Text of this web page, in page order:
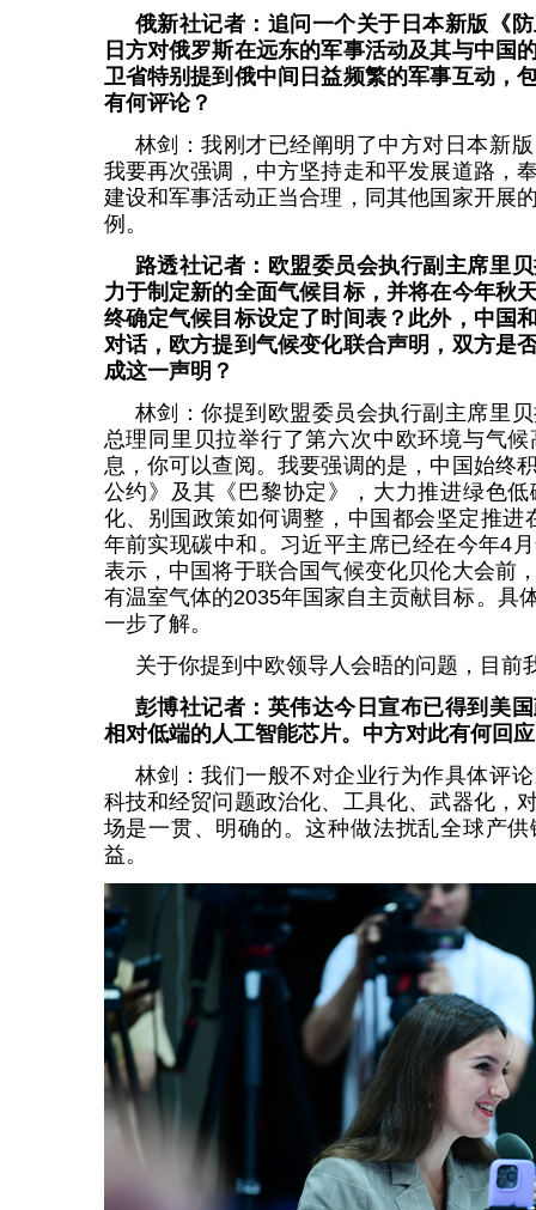
俄新社记者：追问一个关于日本新版《
日方对俄罗斯在远东的军事活动及其与中国
卫省特别提到俄中间日益频繁的军事互动，
有何评论？
林剑：我刚才已经阐明了中方对日本新
我要再次强调，中方坚持走和平发展道路，
建设和军事活动正当合理，同其他国家开展
例。
路透社记者：欧盟委员会执行副主席里
力于制定新的全面气候目标，并将在今年秋
终确定气候目标设定了时间表？此外，中国
对话，欧方提到气候变化联合声明，双方是
成这一声明？
林剑：你提到欧盟委员会执行副主席里
总理同里贝拉举行了第六次中欧环境与气
息，你可以查阅。我要强调的是，中国始终
公约》及其《巴黎协定》，大力推进绿色
化、别国政策如何调整，中国都会坚定推进
年前实现碳中和。习近平主席已经在今年4
表示，中国将于联合国气候变化贝伦大会前
有温室气体的2035年国家自主贡献目标。具
一步了解。
关于你提到中欧领导人会晤的问题，目前
彭博社记者：英伟达今日宣布已得到美
相对低端的人工智能芯片。中方对此有何回
林剑：我们一般不对企业行为作具体评
科技和经贸问题政治化、工具化、武器化，
场是一贯、明确的。这种做法扰乱全球产
益。